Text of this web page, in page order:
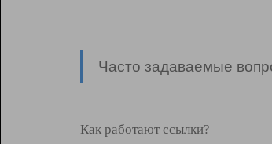
Часто задаваемые
Как работают ссылки?